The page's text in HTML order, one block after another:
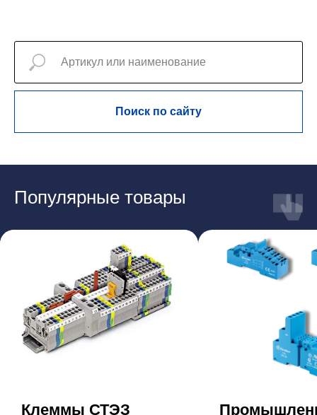
Поиск по сайту
Популярные товары
Клеммы СТЭЗ